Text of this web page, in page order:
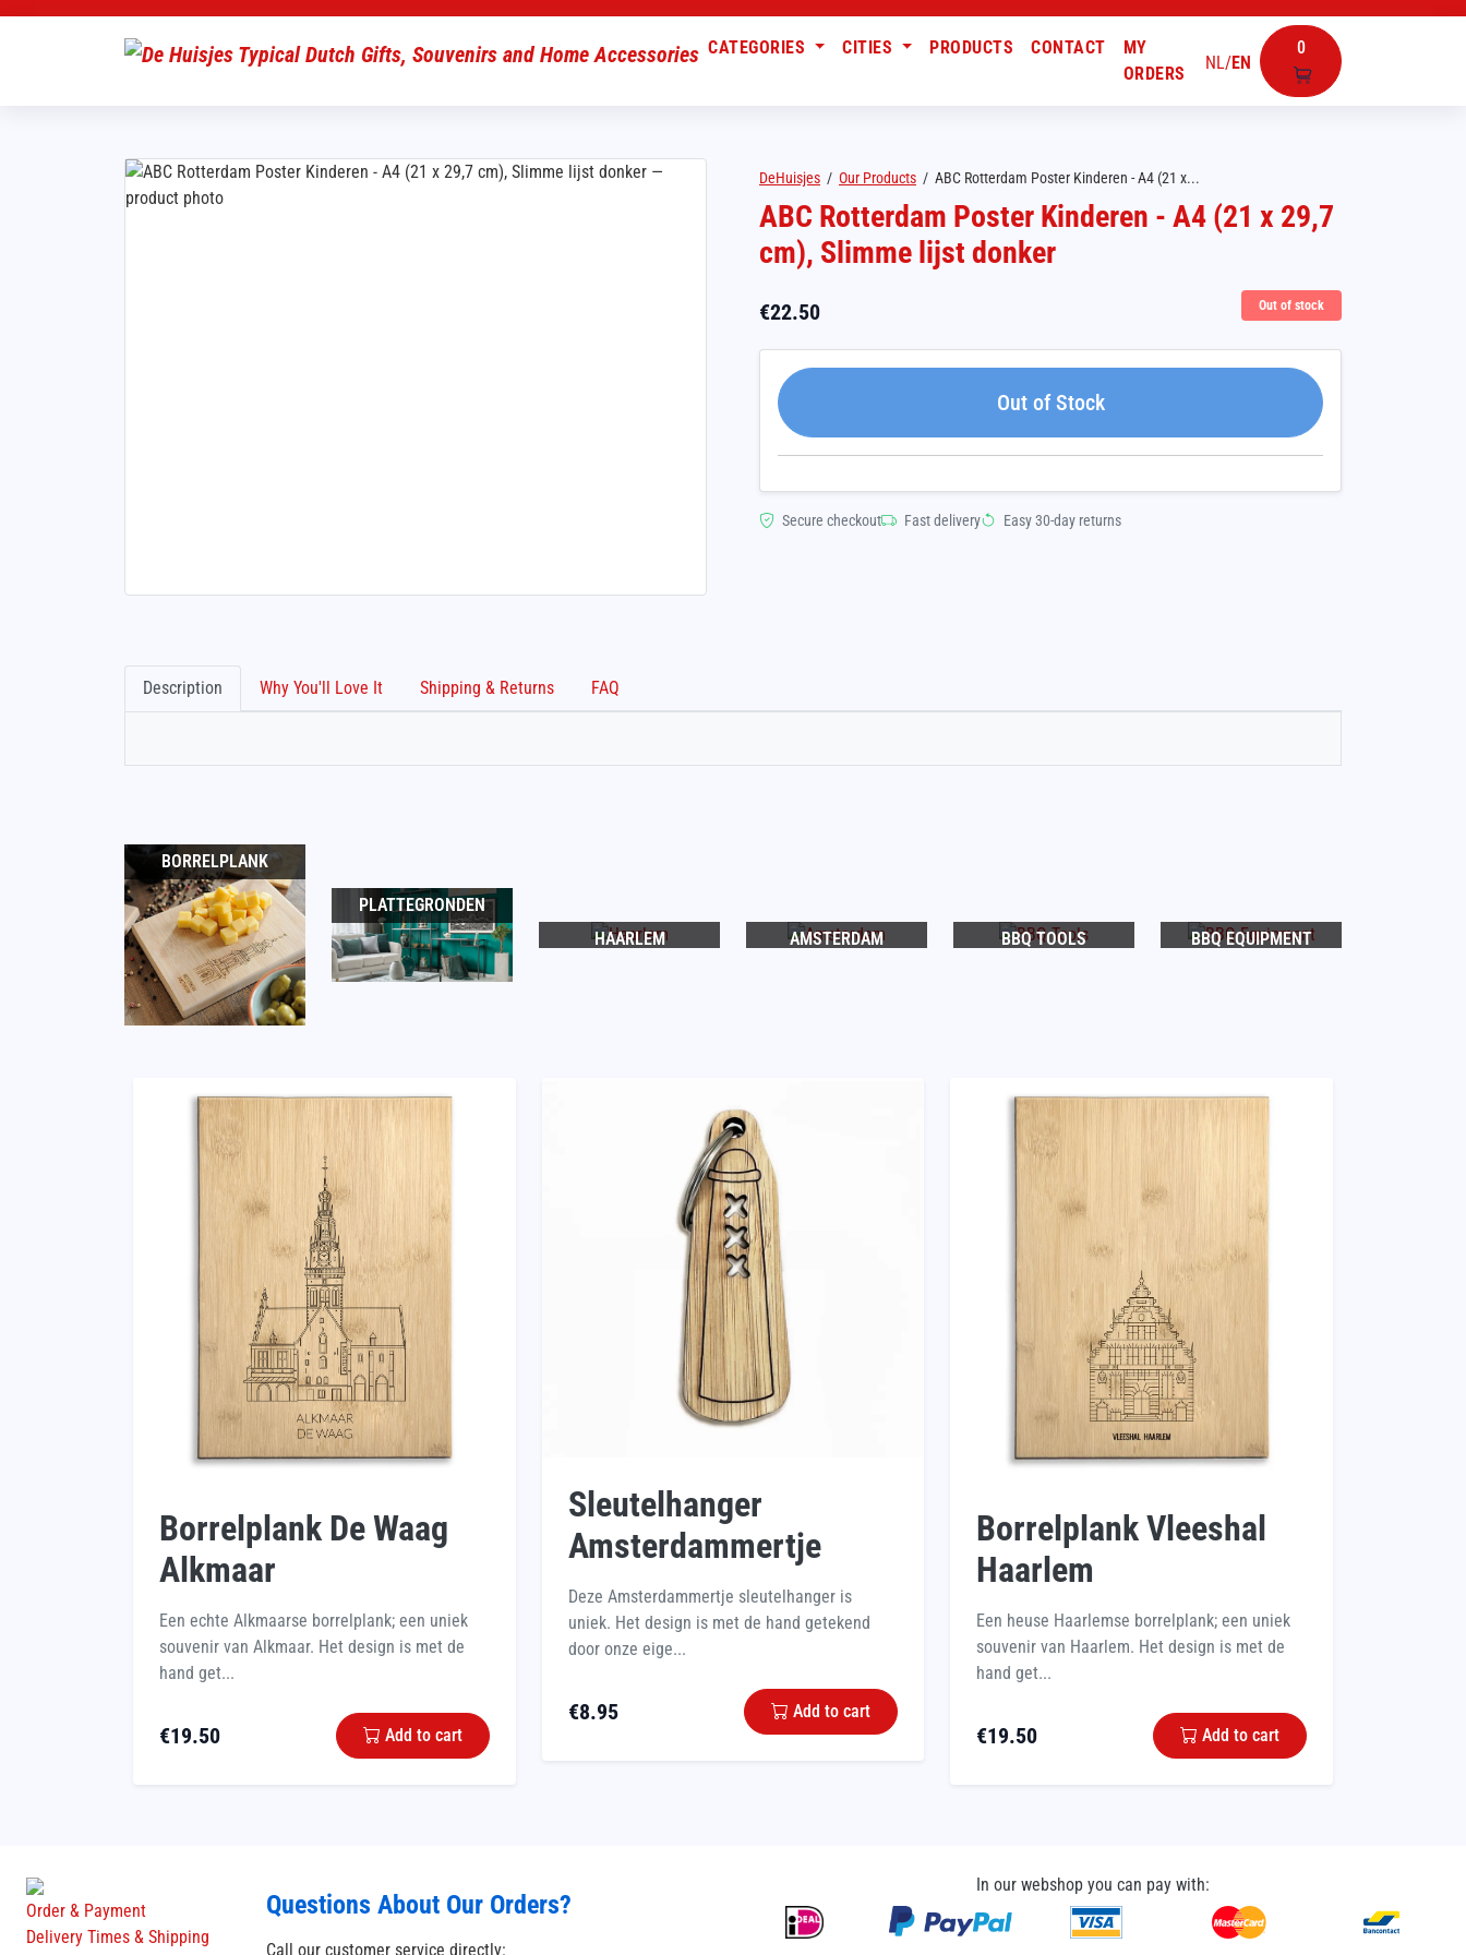
NL/EN
0
CATEGORIES CITIES PRODUCTS CONTACT
MY
ORDERS
DeHuisjes / Our Products / ABC Rotterdam Poster Kinderen - A4 (21 x...
ABC Rotterdam Poster Kinderen - A4 (21 x 29,7
cm), Slimme lijst donker
€22.50 Out of stock
Out of Stock
Secure checkout Fast delivery Easy 30-day returns
Description Why You'll Love It Shipping & Returns FAQ
BORRELPLANK
PLATTEGRONDEN
HAARLEM
AMSTERDAM BBQ TOOLS BBQ EQUIPMENT
Borrelplank De Waag
Alkmaar
Een echte Alkmaarse borrelplank; een uniek
souvenir van Alkmaar. Het design is met de
hand get...
€19.50 Add to cart
Sleutelhanger
Amsterdammertje
Deze Amsterdammertje sleutelhanger is
uniek. Het design is met de hand getekend
door onze eige...
€8.95 Add to cart
Borrelplank Vleeshal
Haarlem
Een heuse Haarlemse borrelplank; een uniek
souvenir van Haarlem. Het design is met de
hand get...
€19.50 Add to cart
Order & Payment
Delivery Times & Shipping
Questions About Our Orders?
Call our customer service directly:
In our webshop you can pay with: